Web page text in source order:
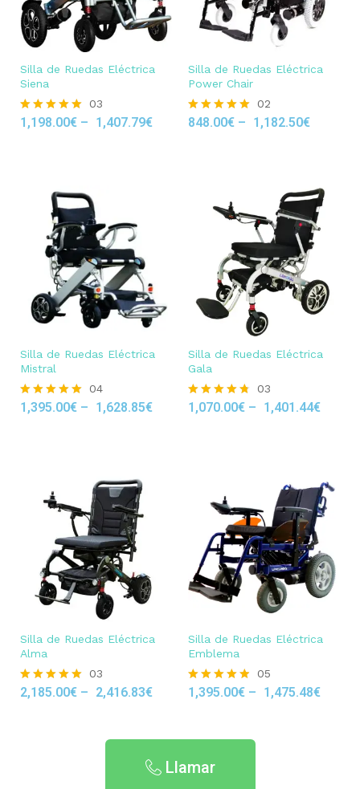
Silla de Ruedas Eléctrica
Siena
Rated
03
1,198.00€ – 1,407.79€
Silla de Ruedas Eléctrica
Power Chair
Rated
02
848.00€ – 1,182.50€
Silla de Ruedas Eléctrica
Mistral
Rated
04
1,395.00€ – 1,628.85€
Silla de Ruedas Eléctrica
Gala
Rated
03
1,070.00€ – 1,401.44€
Silla de Ruedas Eléctrica
Alma
Rated
03
2,185.00€ – 2,416.83€
Silla de Ruedas Eléctrica
Emblema
Rated
05
1,395.00€ – 1,475.48€
Llamar